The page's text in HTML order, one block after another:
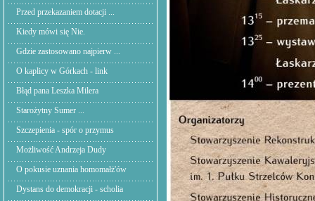
Przed przekazaniem dotacji ...
Kiedy mówi się Nie.
Gdzie zastosowano najpierw ...
O kaplicy w Górkach - link
Błąd pana Leszka Milera
Starożytny Sumer ...
Szczepienia - spór o przymus
Możliwość Andrzeja Dudy
O pokusie uznania homomałż'ów
Dystans do demokracji - scholia